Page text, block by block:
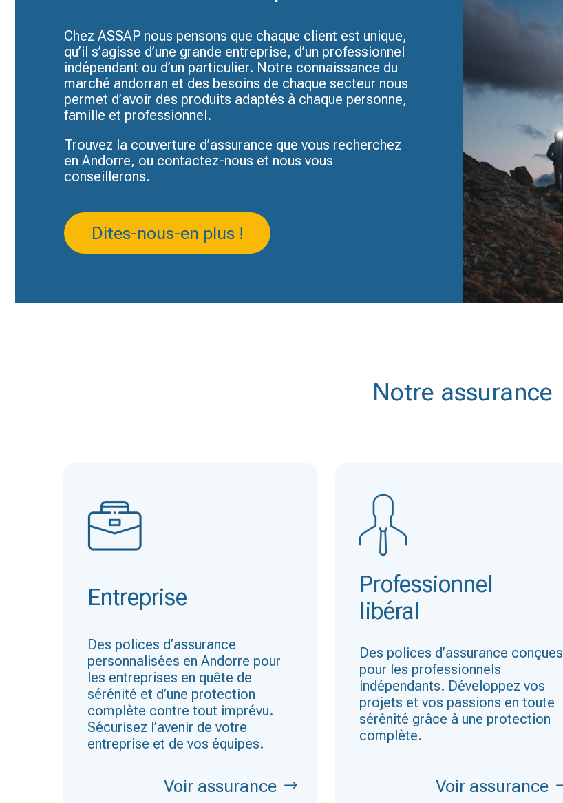
Chez ASSAP nous pensons que chaque client est unique,
qu’il s’agisse d’une grande entreprise, d’un professionnel
indépendant ou d’un particulier. Notre connaissance du
marché andorran et des besoins de chaque secteur nous
permet d’avoir des produits adaptés à chaque personne,
famille et professionnel.
Trouvez la couverture d’assurance que vous recherchez
en Andorre, ou contactez-nous et nous vous
conseillerons.
Dites-nous-en plus !
Notre assurance
Entreprise
Des polices d’assurance
personnalisées en Andorre pour
les entreprises en quête de
sérénité et d’une protection
complète contre tout imprévu.
Sécurisez l’avenir de votre
entreprise et de vos équipes.
Voir assurance
Professionnel
libéral
Des polices d’assurance conçues
pour les professionnels
indépendants. Développez vos
projets et vos passions en toute
sérénité grâce à une protection
complète.
Voir assurance